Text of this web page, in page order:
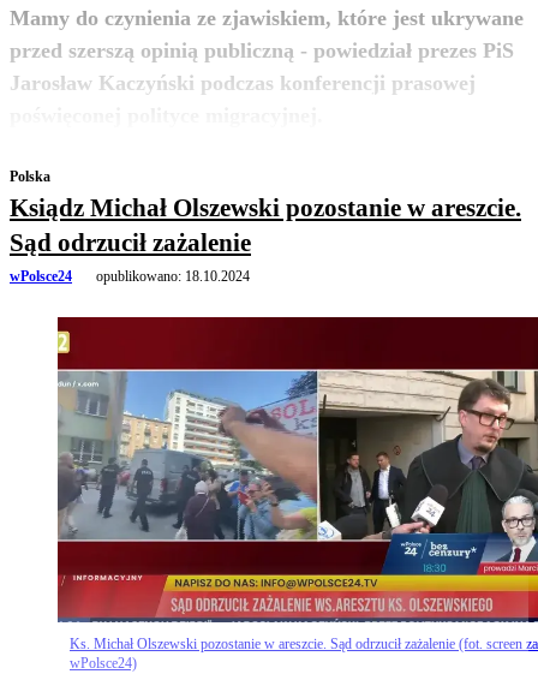
Mamy do czynienia ze zjawiskiem, które jest ukrywane
przed szerszą opinią publiczną - powiedział prezes PiS
Jarosław Kaczyński podczas konferencji prasowej
zobacz więcej
Polska
Ksiądz Michał Olszewski pozostanie w areszcie.
Sąd odrzucił zażalenie
wPolsce24 opublikowano: 18.10.2024
Ks. Michał Olszewski pozostanie w areszcie. Sąd odrzucił zażalenie (fot. screen za
wPolsce24)